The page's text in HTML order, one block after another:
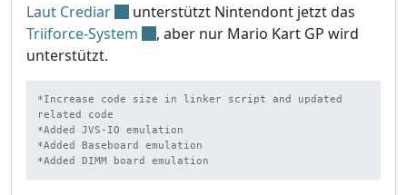
Laut Crediar
unterstützt Nintendont jetzt das
Triiforce-System
, aber nur Mario Kart GP wird
unterstützt.
*Increase code size in linker script and updated
related code
*Added JVS-IO emulation
*Added Baseboard emulation
*Added DIMM board emulation